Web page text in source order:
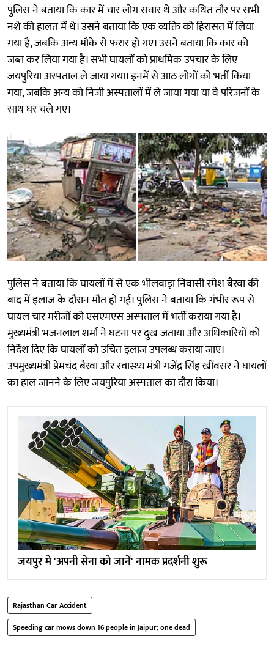
पुलिस ने बताया कि कार में चार लोग सवार थे और कथित तौर पर सभी
नशे की हालत में थे। उसने बताया कि एक व्यक्ति को हिरासत में लिया
गया है, जबकि अन्य मौके से फरार हो गए। उसने बताया कि कार को
जब्त कर लिया गया है। सभी घायलों को प्राथमिक उपचार के लिए
जयपुरिया अस्पताल ले जाया गया। इनमें से आठ लोगों को भर्ती किया
गया, जबकि अन्य को निजी अस्पतालों में ले जाया गया या वे परिजनों के
साथ घर चले गए।
पुलिस ने बताया कि घायलों में से एक भीलवाड़ा निवासी रमेश बैरवा की
बाद में इलाज के दौरान मौत हो गई। पुलिस ने बताया कि गंभीर रूप से
घायल चार मरीजों को एसएमएस अस्पताल में भर्ती कराया गया है।
मुख्यमंत्री भजनलाल शर्मा ने घटना पर दुख जताया और अधिकारियों को
निर्देश दिए कि घायलों को उचित इलाज उपलब्ध कराया जाए।
उपमुख्यमंत्री प्रेमचंद बैरवा और स्वास्थ्य मंत्री गजेंद्र सिंह खींवसर ने घायलों
का हाल जानने के लिए जयपुरिया अस्पताल का दौरा किया।
जयपुर में 'अपनी सेना को जानें' नामक प्रदर्शनी शुरू
Rajasthan Car Accident
Speeding car mows down 16 people in Jaipur; one dead